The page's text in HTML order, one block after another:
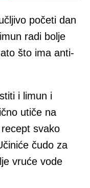
početi dan
radi bolje
što ima anti-
i limun i
utiče na
svako
čudo za
vruće vode